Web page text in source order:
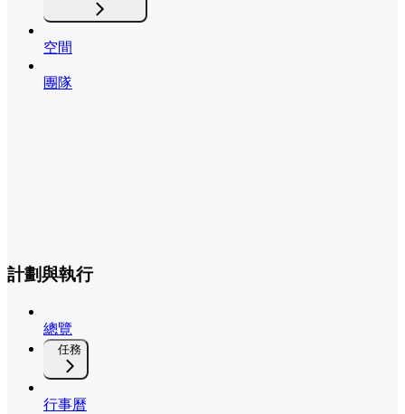
空間
團隊
計劃與執行
總覽
任務
行事曆